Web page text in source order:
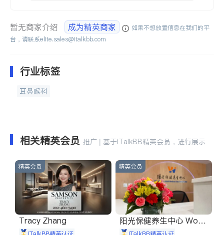
暂无商家介绍 成为精英商家
如果不想放置信息在我们的平
台，请联系elite.sales@italkbb.com
行业标签
耳鼻喉科
相关精英会员 推广 | 基于iTalkBB精英会员，进行展示
精英会员
Tracy Zhang
精英会员
阳光保健养生中心 World
shine